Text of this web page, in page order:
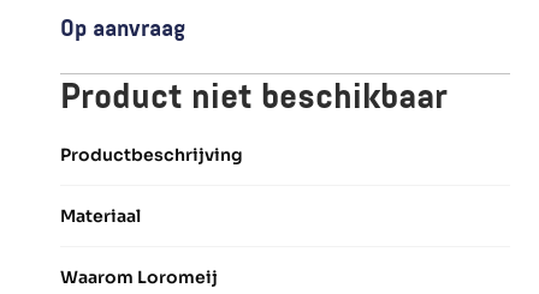
Op aanvraag
Product niet beschikbaar
Productbeschrijving
Materiaal
Waarom Loromeij